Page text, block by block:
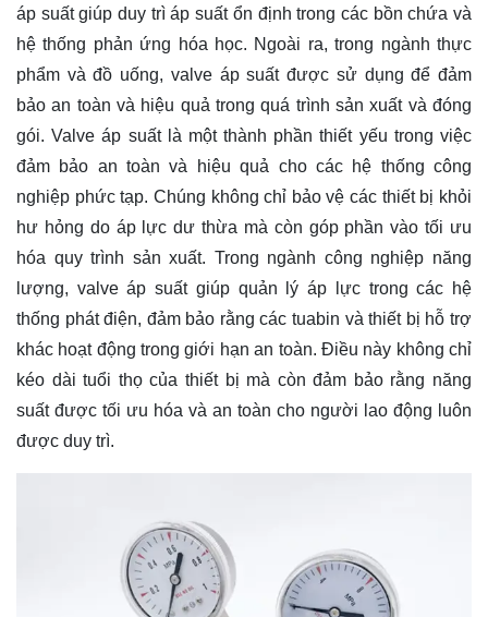
áp suất giúp duy trì áp suất ổn định trong các bồn chứa và
hệ thống phản ứng hóa học. Ngoài ra, trong ngành thực
phẩm và đồ uống, valve áp suất được sử dụng để đảm
bảo an toàn và hiệu quả trong quá trình sản xuất và đóng
gói. Valve áp suất là một thành phần thiết yếu trong việc
đảm bảo an toàn và hiệu quả cho các hệ thống công
nghiệp phức tạp. Chúng không chỉ bảo vệ các thiết bị khỏi
hư hỏng do áp lực dư thừa mà còn góp phần vào tối ưu
hóa quy trình sản xuất. Trong ngành công nghiệp năng
lượng, valve áp suất giúp quản lý áp lực trong các hệ
thống phát điện, đảm bảo rằng các tuabin và thiết bị hỗ trợ
khác hoạt động trong giới hạn an toàn. Điều này không chỉ
kéo dài tuổi thọ của thiết bị mà còn đảm bảo rằng năng
suất được tối ưu hóa và an toàn cho người lao động luôn
được duy trì.